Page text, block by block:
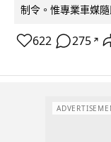
制令。惟專業車媒
622 275 ↗